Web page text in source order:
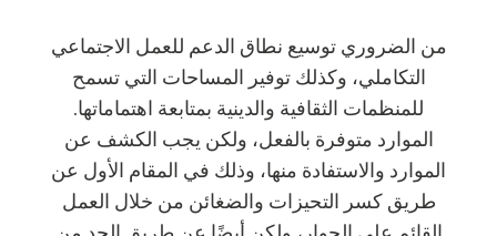
من الضروري توسيع نطاق الدعم للعمل الاجتماعي
التكاملي، وكذلك توفير المساحات التي تسمح
للمنظمات الثقافية والدينية بمتابعة اهتماماتها.
الموارد متوفرة بالفعل، ولكن يجب الكشف عن
الموارد والاستفادة منها، وذلك في المقام الأول عن
طريق كسر التحيزات والضغائن من خلال العمل